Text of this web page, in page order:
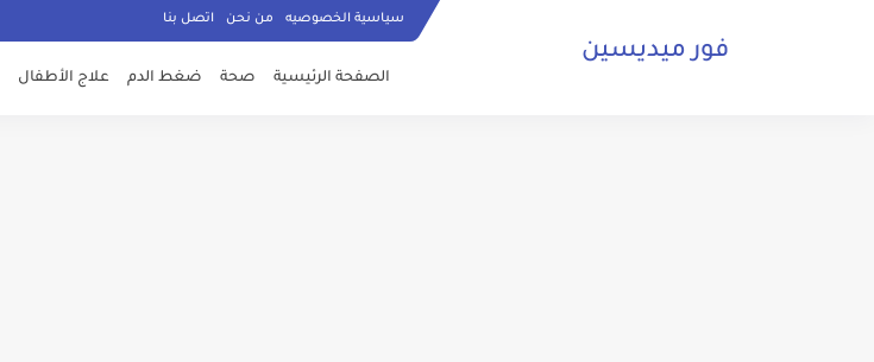
سياسية الخصوصيه من نحن اتصل بنا
فور ميديسين
الصفحة الرئيسية صحة ضغط الدم علاج الأطفال